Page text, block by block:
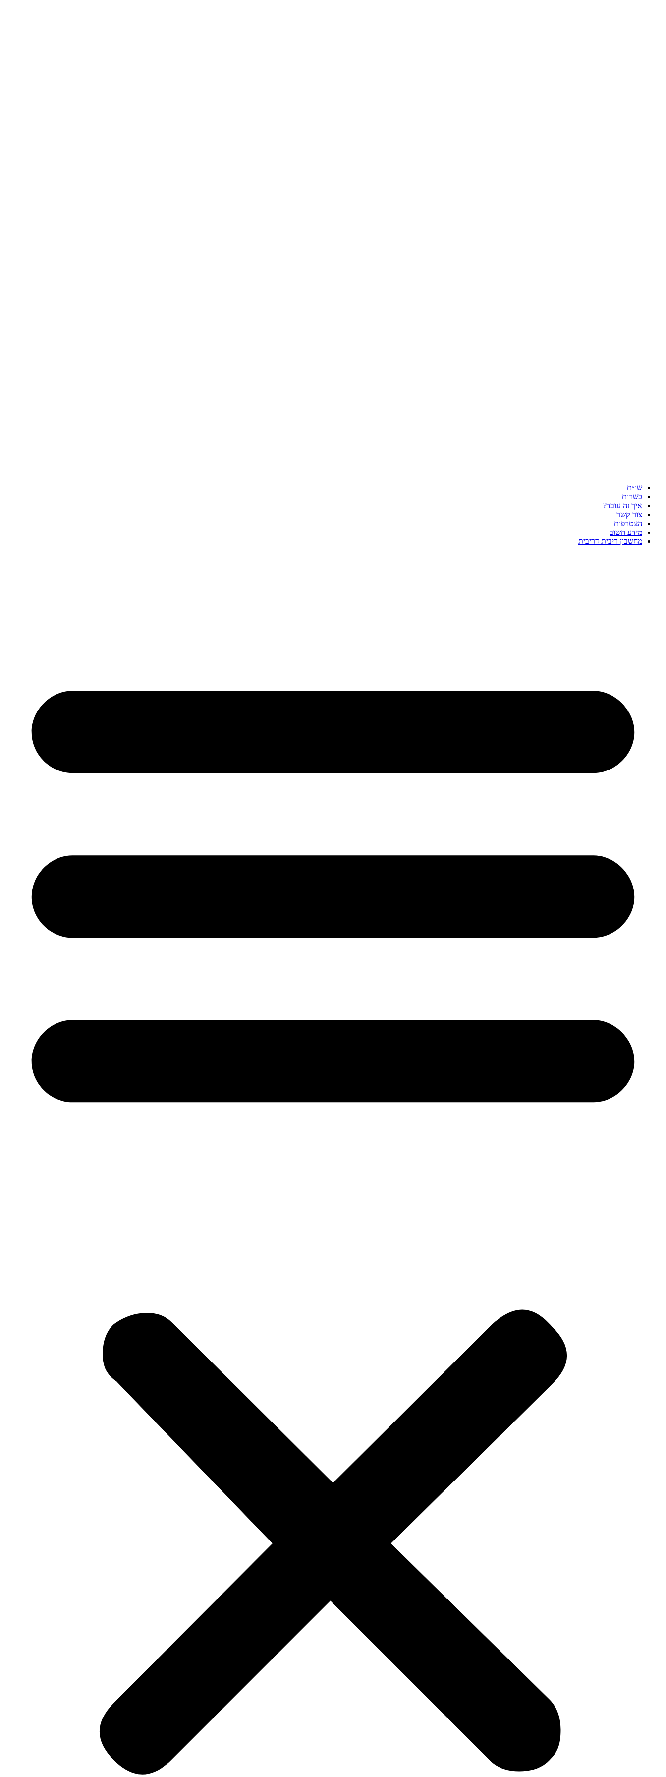
שו״ת
כשרות
איך זה עובד?
צור קשר
הצטרפות
מידע חשוב
מחשבון ריבית דריבית